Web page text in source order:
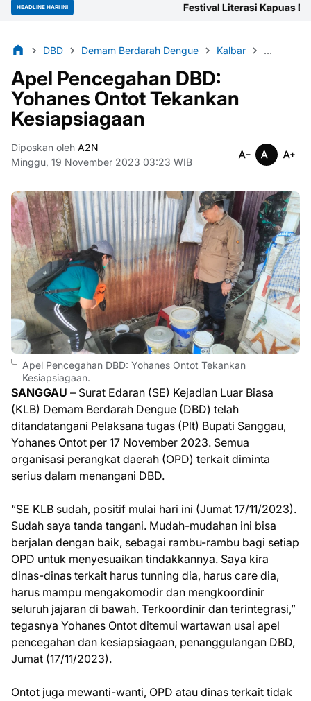
HEADLINE HARI INI Festival Literasi Kapuas Dokumentasikan Narasi
DBD Demam Berdarah Dengue Kalbar Kesehatan
Apel Pencegahan DBD:
Yohanes Ontot Tekankan
Kesiapsiagaan
Diposkan oleh A2N
Minggu, 19 November 2023 03:23 WIB
Apel Pencegahan DBD: Yohanes Ontot Tekankan
Kesiapsiagaan.
SANGGAU – Surat Edaran (SE) Kejadian Luar Biasa
(KLB) Demam Berdarah Dengue (DBD) telah
ditandatangani Pelaksana tugas (Plt) Bupati Sanggau,
Yohanes Ontot per 17 November 2023. Semua
organisasi perangkat daerah (OPD) terkait diminta
serius dalam menangani DBD.
“SE KLB sudah, positif mulai hari ini (Jumat 17/11/2023).
Sudah saya tanda tangani. Mudah-mudahan ini bisa
berjalan dengan baik, sebagai rambu-rambu bagi setiap
OPD untuk menyesuaikan tindakkannya. Saya kira
dinas-dinas terkait harus tunning dia, harus care dia,
harus mampu mengakomodir dan mengkoordinir
seluruh jajaran di bawah. Terkoordinir dan terintegrasi,”
tegasnya Yohanes Ontot ditemui wartawan usai apel
pencegahan dan kesiapsiagaan, penanggulangan DBD,
Jumat (17/11/2023).
Ontot juga mewanti-wanti, OPD atau dinas terkait tidak